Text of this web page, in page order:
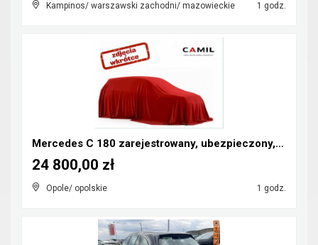
Kampinos/ warszawski zachodni/ mazowieckie 1 godz.
Mercedes C 180 zarejestrowany, ubezpieczony, kompr...
Opole/ opolskie 1 godz.
24 800,00 zł